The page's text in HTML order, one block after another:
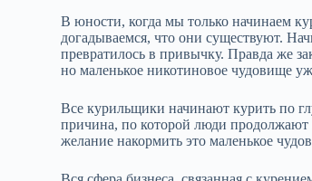
В юности, когда мы только начинаем
догадываемся, что они существуют.
превратилось в привычку. Правда же
но маленькое никотиновое чудовище
Все курильщики начинают курить по
причина, по которой люди
желание накормить это маленькое